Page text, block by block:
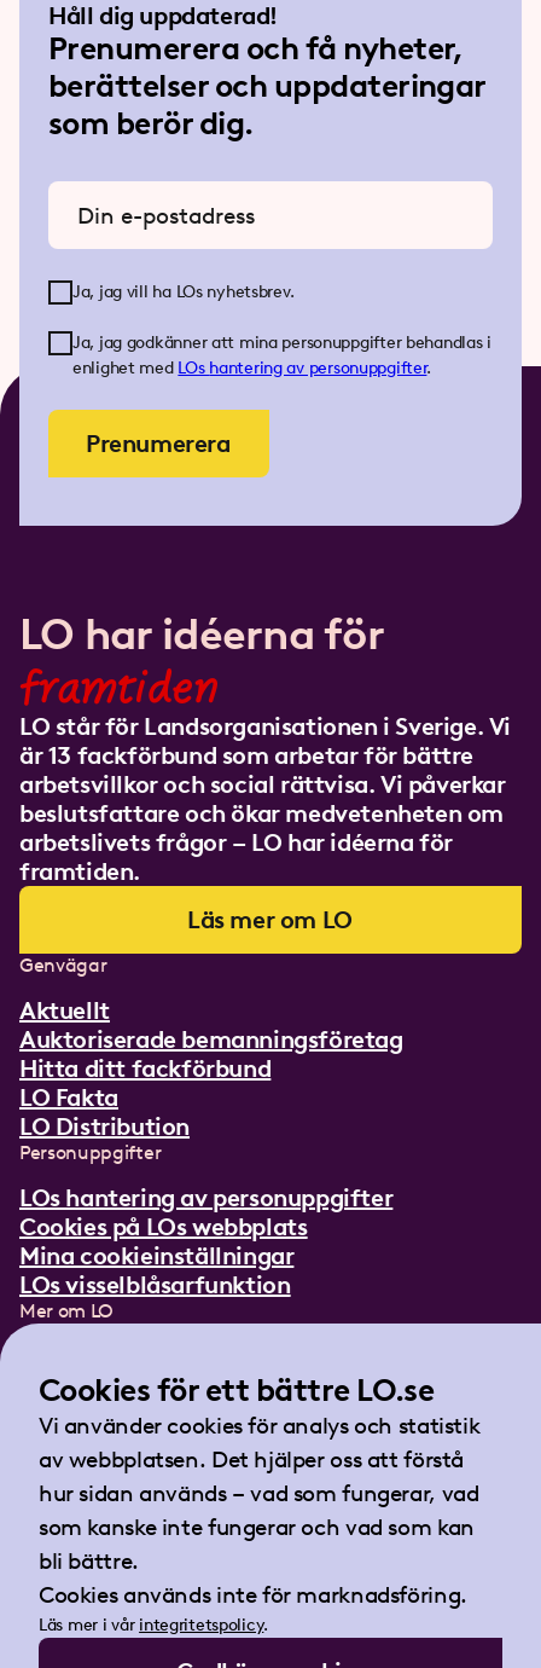
Håll dig uppdaterad!
Prenumerera och få nyheter,
berättelser och uppdateringar
som berör dig.
Ange din e-postadress
Ja, jag vill ha LOs nyhetsbrev.
Ja, jag godkänner att mina personuppgifter behandlas i
enlighet med LOs hantering av personuppgifter.
Prenumerera
LO har idéerna för
framtiden
LO står för Landsorganisationen i Sverige. Vi
är 13 fackförbund som arbetar för bättre
arbetsvillkor och social rättvisa. Vi påverkar
beslutsfattare och ökar medvetenheten om
arbetslivets frågor – LO har idéerna för
framtiden.
Läs mer om LO
Genvägar
Aktuellt
Auktoriserade bemanningsföretag
Hitta ditt fackförbund
LO Fakta
LO Distribution
Personuppgifter
LOs hantering av personuppgifter
Cookies på LOs webbplats
Mina cookieinställningar
LOs visselblåsarfunktion
Mer om LO
Lättläst om LO
Teckenspråksfilm
Tidningen Arbetet
Landsorganisationen i Sverige
Barnhusgatan 18
105 53 Stockholm
Tel:08-796 25 00
Fax:08-796 25 17
E-post:info@lo.se
Cookies för ett bättre LO.se
Vi använder cookies för analys och statistik
av webbplatsen. Det hjälper oss att förstå
hur sidan används – vad som fungerar, vad
som kanske inte fungerar och vad som kan
bli bättre.
Cookies används inte för marknadsföring.
Läs mer i vår integritetspolicy.